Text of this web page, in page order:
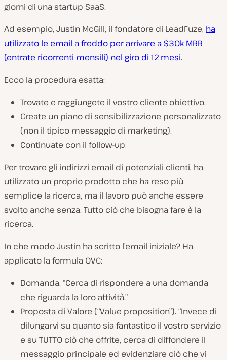
giorni di una startup SaaS.
Ad esempio, Justin McGill, il fondatore di LeadFuze, ha
utilizzato le email a freddo per arrivare a $30k MRR
(entrate ricorrenti mensili) nel giro di 12 mesi.
Ecco la procedura esatta:
Trovate e raggiungete il vostro cliente obiettivo.
Create un piano di sensibilizzazione personalizzato
(non il tipico messaggio di marketing).
Continuate con il follow-up
Per trovare gli indirizzi email di potenziali clienti, ha
utilizzato un proprio prodotto che ha reso più
semplice la ricerca, ma il lavoro può anche essere
svolto anche senza. Tutto ciò che bisogna fare è la
ricerca.
In che modo Justin ha scritto l’email iniziale? Ha
applicato la formula QVC:
Domanda. “Cerca di rispondere a una domanda
che riguarda la loro attività.”
Proposta di Valore (“Value proposition”). “Invece di
dilungarvi su quanto sia fantastico il vostro servizio
e su TUTTO ciò che offrite, cerca di diffondere il
messaggio principale ed evidenziare ciò che vi